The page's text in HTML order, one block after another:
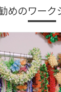
めのワーク